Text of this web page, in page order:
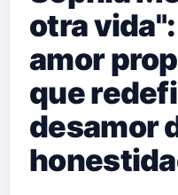
otra
amor
que
desamor